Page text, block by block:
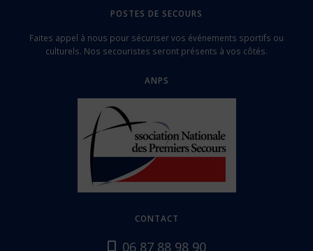
POSTES DE SECOURS
Faites appel à nous pour sécuriser vos événements sportifs ou
culturels. Nos secouristes seront présents à vos côtés.
ANPS
CONTACT
06 87 88 98 90